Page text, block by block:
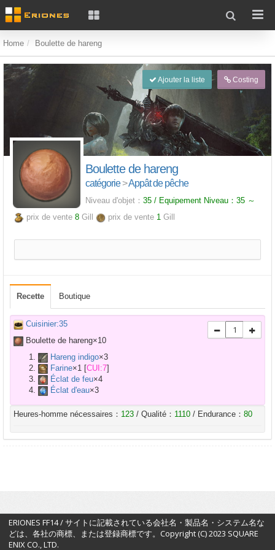
Home Boulette de hareng
Ajouter la liste Costing
Boulette de hareng
catégorie>Appât de pêche
Niveau d'objet： 35 / Equipement Niveau： 35 ～
prix de vente 8 Gill prix de vente 1 Gill
Recette Boutique
Cuisinier:35
Boulette de hareng×10
Hareng indigo×3
Farine×1 [CUI:7]
Éclat de feu×4
Éclat d'eau×3
Heures-homme nécessaires： 123 / Qualité： 1110 / Endurance： 80
ERIONES FF14 / サイトに記載されている会社名・製品名・システム名な
どは、各社の商標、または登録商標です。Copyright (C) 2023 SQUARE
ENIX CO., LTD.